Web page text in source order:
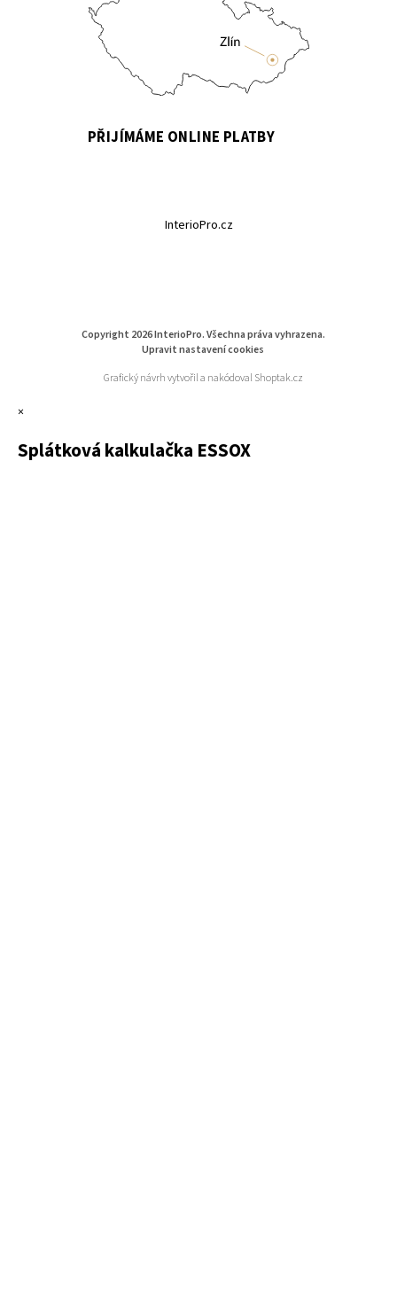
PŘIJÍMÁME ONLINE PLATBY
InterioPro.cz
Copyright 2026InterioPro. Všechna práva vyhrazena.
Upravit nastavení cookies
Grafický návrh vytvořil a nakódoval Shoptak.cz
×
Splátková kalkulačka ESSOX